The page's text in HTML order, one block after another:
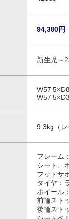
94,380円
新生児～
9.3kg（レ
フレーム
シート、
フットサ
タイヤ：
ホイール
前輪スト
後輪スト